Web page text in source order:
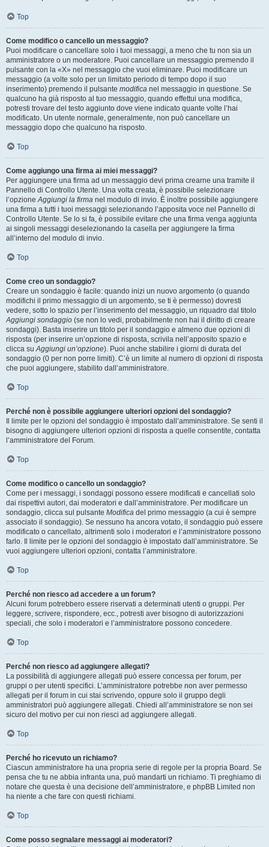
Top
Come modifico o cancello un messaggio?
Puoi modificare o cancellare solo i tuoi messaggi, a meno che tu non sia un
amministratore o un moderatore. Puoi cancellare un messaggio premendo il
pulsante con la «X» nel messaggio che vuoi eliminare. Puoi modificare un
messaggio (a volte solo per un limitato periodo di tempo dopo il suo
inserimento) premendo il pulsante modifica nel messaggio in questione. Se
qualcuno ha già risposto al tuo messaggio, quando effettui una modifica,
potresti trovare del testo aggiunto dove viene indicato quante volte l’hai
modificato. Un utente normale, generalmente, non può cancellare un
messaggio dopo che qualcuno ha risposto.
Top
Come aggiungo una firma ai miei messaggi?
Per aggiungere una firma ad un messaggio devi prima crearne una tramite il
Pannello di Controllo Utente. Una volta creata, è possibile selezionare
l’opzioneAggiungi la firma nel modulo di invio. È inoltre possibile aggiungere
una firma a tutti i tuoi messaggi selezionando l’apposita voce nel Pannello di
Controllo Utente. Se lo si fa, è possibile evitare che una firma venga aggiunta
ai singoli messaggi deselezionando la casella per aggiungere la firma
all’interno del modulo di invio.
Top
Come creo un sondaggio?
Creare un sondaggio è facile: quando inizi un nuovo argomento (o quando
modifichi il primo messaggio di un argomento, se ti è permesso) dovresti
vedere, sotto lo spazio per l’inserimento del messaggio, un riquadro dal titolo
Aggiungi sondaggio (se non lo vedi, probabilmente non hai il diritto di creare
sondaggi). Basta inserire un titolo per il sondaggio e almeno due opzioni di
risposta (per inserire un’opzione di risposta, scrivila nell’apposito spazio e
clicca suAggiungi un’opzione). Puoi anche stabilire i giorni di durata del
sondaggio (0 per non porre limiti). C’è un limite al numero di opzioni di risposta
che puoi aggiungere, stabilito dall’amministratore.
Top
Perché non è possibile aggiungere ulteriori opzioni del sondaggio?
Il limite per le opzioni del sondaggio è impostato dall’amministratore. Se senti il
bisogno di aggiungere ulteriori opzioni di risposta a quelle consentite, contatta
l’amministratore del Forum.
Top
Come modifico o cancello un sondaggio?
Come per i messaggi, i sondaggi possono essere modificati e cancellati solo
dai rispettivi autori, dai moderatori e dall’amministratore. Per modificare un
sondaggio, clicca sul pulsante Modifica del primo messaggio (a cui è sempre
associato il sondaggio). Se nessuno ha ancora votato, il sondaggio può essere
modificato o cancellato, altrimenti solo i moderatori e l’amministratore possono
farlo. Il limite per le opzioni del sondaggio è impostato dall’amministratore. Se
vuoi aggiungere ulteriori opzioni, contatta l’amministratore.
Top
Perché non riesco ad accedere a un forum?
Alcuni forum potrebbero essere riservati a determinati utenti o gruppi. Per
leggere, scrivere, rispondere, ecc., potresti aver bisogno di autorizzazioni
speciali, che solo i moderatori e l’amministratore possono concedere.
Top
Perché non riesco ad aggiungere allegati?
La possibilità di aggiungere allegati può essere concessa per forum, per
gruppi o per utenti specifici. L’amministratore potrebbe non aver permesso
allegati per il forum in cui stai scrivendo, oppure solo il gruppo degli
amministratori può aggiungere allegati. Chiedi all’amministratore se non sei
sicuro del motivo per cui non riesci ad aggiungere allegati.
Top
Perché ho ricevuto un richiamo?
Ciascun amministratore ha una propria serie di regole per la propria Board. Se
pensa che tu ne abbia infranta una, può mandarti un richiamo. Ti preghiamo di
notare che questa è una decisione dell’amministratore, e phpBB Limited non
ha niente a che fare con questi richiami.
Top
Come posso segnalare messaggi ai moderatori?